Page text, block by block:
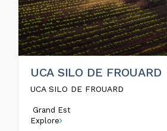
UCA SILO DE FROUARD
UCA SILO DE FROUARD
Grand Est
Explore